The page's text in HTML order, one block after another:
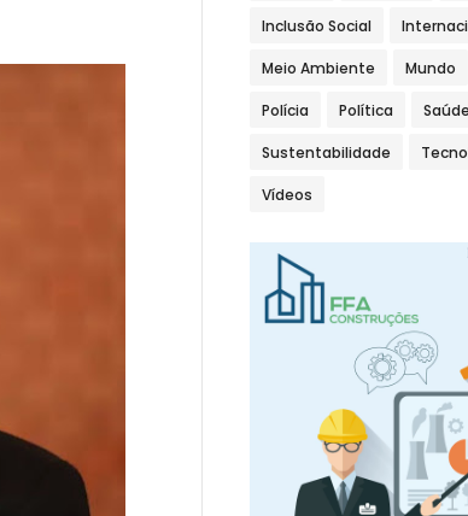
Inclusão Social
Meio Ambiente Mundo
Polícia Política Saúde
Sustentabilidade
Vídeos